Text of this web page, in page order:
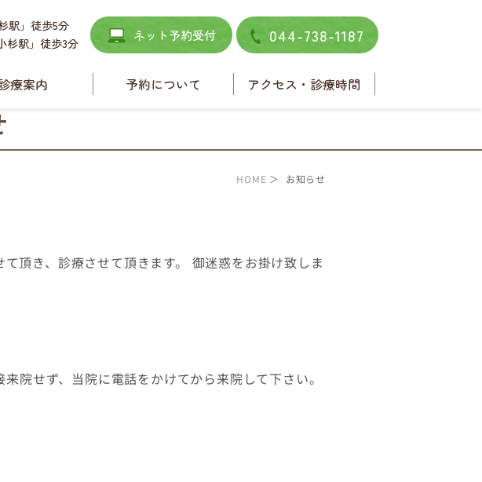
駅」徒歩5分
杉駅」徒歩3分
ネット予約受付 044-738-1187
療案内
耳鼻咽喉科
症と耳管開
耳掃除
予約について
アクセス・診療時間
HOME ＞ お知らせ
頂き、診療させて頂きます。 御迷惑をお掛け致しま
院せず、当院に電話をかけてから来院して下さい。